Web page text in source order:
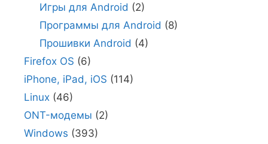
Игры для Android (2)
Программы для Android (8)
Прошивки Android (4)
Firefox OS (6)
iPhone, iPad, iOS (114)
Linux (46)
ONT-модемы (2)
Windows (393)